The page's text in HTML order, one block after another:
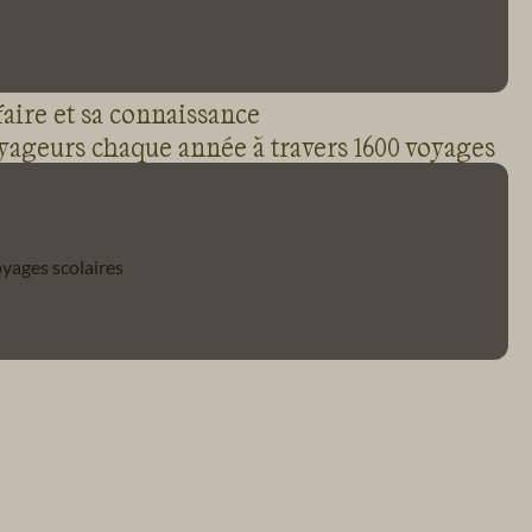
et sa connaissance
chaque année à travers 1600 voyages
scolaires